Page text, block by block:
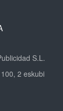
S.L.
2 eskubi